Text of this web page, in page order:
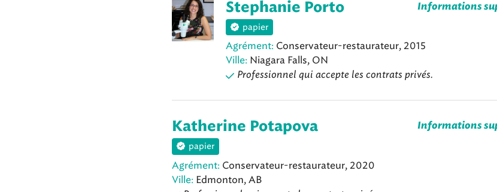
Stephanie Porto
papier
Agrément: Conservateur-restaurateur, 2015
Ville: Niagara Falls, ON
Professionnel qui accepte les contrats privés.
Informations
Katherine Potapova
papier
Agrément: Conservateur-restaurateur, 2020
Ville: Edmonton, AB
Informations